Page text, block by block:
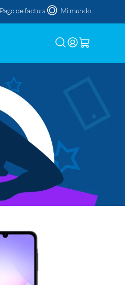
Pago de factura Mi mundo